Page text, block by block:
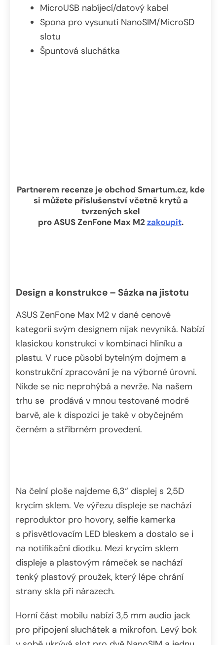
MicroUSB nabíjecí/datový kabel
Spona pro vysunutí NanoSIM/MicroSD
slotu
Špuntová sluchátka
Partnerem recenze je obchod Smartum.cz, kde
si můžete příslušenství včetně krytů a
tvrzených skel
pro ASUS ZenFone Max M2zakoupit.
Design a konstrukce – Sázka na jistotu
ASUS ZenFone Max M2 v dané cenové
kategorii svým designem nijak nevyniká. Nabízí
klasickou konstrukci v kombinaci hliníku a
plastu. V ruce působí bytelným dojmem a
konstrukční zpracování je na výborné úrovni.
Nikde se nic neprohýbá a nevrže. Na našem
trhu se prodává v mnou testované modré
barvě, ale k dispozici je také v obyčejném
černém a stříbrném provedení.
Na čelní ploše najdeme 6,3“ displej s 2,5D
krycím sklem. Ve výřezu displeje se nachází
reproduktor pro hovory, selfie kamerka
s přisvětlovacím LED bleskem a dostalo se i
na notifikační diodku. Mezi krycím sklem
displeje a plastovým rámeček se nachází
tenký plastový proužek, který lépe chrání
strany skla při nárazech.
Horní část mobilu nabízí 3,5 mm audio jack
pro připojení sluchátek a mikrofon. Levý bok